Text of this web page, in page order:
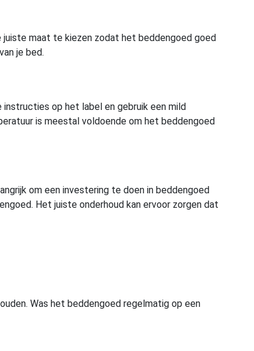
juiste maat te kiezen zodat het beddengoed goed
je bed.
op het label en gebruik een mild
is meestal voldoende om het beddengoed
om een investering te doen in beddengoed
Het juiste onderhoud kan ervoor zorgen dat
Was het beddengoed regelmatig op een